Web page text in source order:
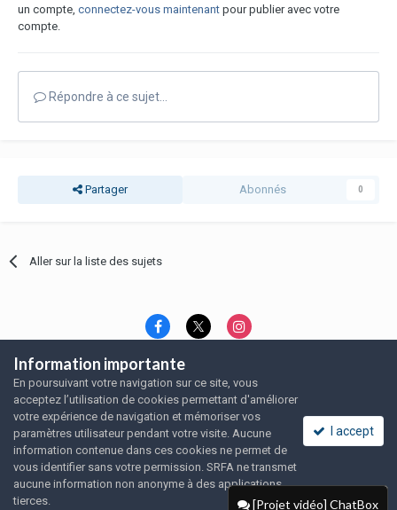
un compte, connectez-vous maintenant pour publier avec votre
compte.
Répondre à ce sujet…
Partager Abonnés 0
Aller sur la liste des sujets
[Projet vidéo] ChatBox
Langue Thème
Politique de confidentialité
Nous contacter
Nous contacter
SRFA, l'association des amoureux du rat domestique
Powered by Invision Community
Information importante
En poursuivant votre navigation sur ce site, vous
acceptez l’utilisation de cookies permettant d'améliorer
votre expérience de navigation et mémoriser vos
paramètres utilisateur pendant votre visite. Aucune
information contenue dans ces cookies ne permet de
vous identifier sans votre permission. SRFA ne transmet
aucune information non anonyme à des applications
tierces.
I accept